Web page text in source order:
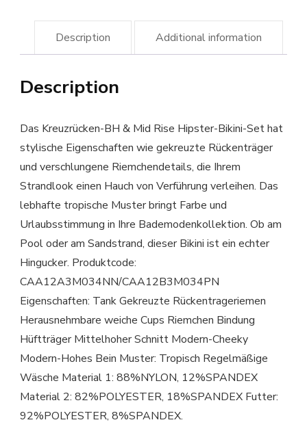
Description Additional information
Description
Das Kreuzrücken-BH & Mid Rise Hipster-Bikini-Set hat
stylische Eigenschaften wie gekreuzte Rückenträger
und verschlungene Riemchendetails, die Ihrem
Strandlook einen Hauch von Verführung verleihen. Das
lebhafte tropische Muster bringt Farbe und
Urlaubsstimmung in Ihre Bademodenkollektion. Ob am
Pool oder am Sandstrand, dieser Bikini ist ein echter
Hingucker. Produktcode:
CAA12A3M034NN/CAA12B3M034PN
Eigenschaften: Tank Gekreuzte Rückentrageriemen
Herausnehmbare weiche Cups Riemchen Bindung
Hüftträger Mittelhoher Schnitt Modern-Cheeky
Modern-Hohes Bein Muster: Tropisch Regelmäßige
Wäsche Material 1: 88%NYLON, 12%SPANDEX
Material 2: 82%POLYESTER, 18%SPANDEX Futter:
92%POLYESTER, 8%SPANDEX.